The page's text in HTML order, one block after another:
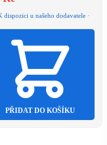
dispozici u našeho dodavatele ·
PŘIDAT DO KOŠÍKU